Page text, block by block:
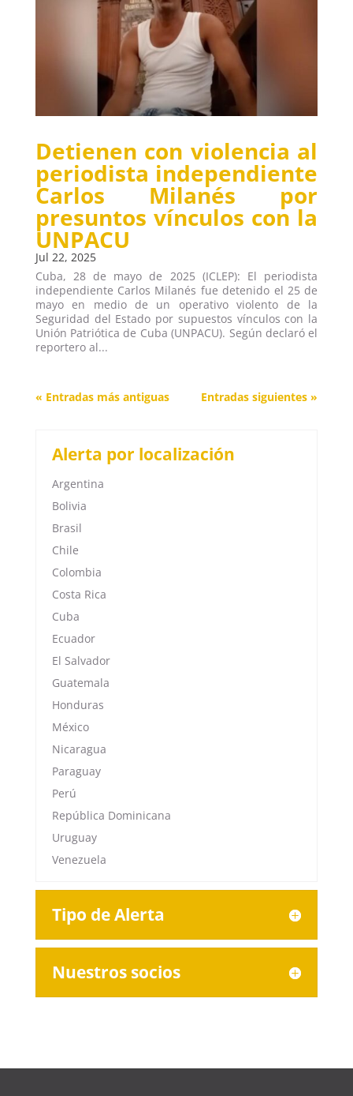
Detienen con violencia al
periodista independiente
Carlos Milanés por
presuntos vínculos con la
UNPACU
Jul 22, 2025
Cuba, 28 de mayo de 2025 (ICLEP): El periodista
independiente Carlos Milanés fue detenido el 25 de
mayo en medio de un operativo violento de la
Seguridad del Estado por supuestos vínculos con la
Unión Patriótica de Cuba (UNPACU). Según declaró el
reportero al...
« Entradas más antiguas Entradas siguientes »
Alerta por localización
Argentina
Bolivia
Brasil
Chile
Colombia
Costa Rica
Cuba
Ecuador
El Salvador
Guatemala
Honduras
México
Nicaragua
Paraguay
Perú
República Dominicana
Uruguay
Venezuela
Tipo de Alerta
Nuestros socios